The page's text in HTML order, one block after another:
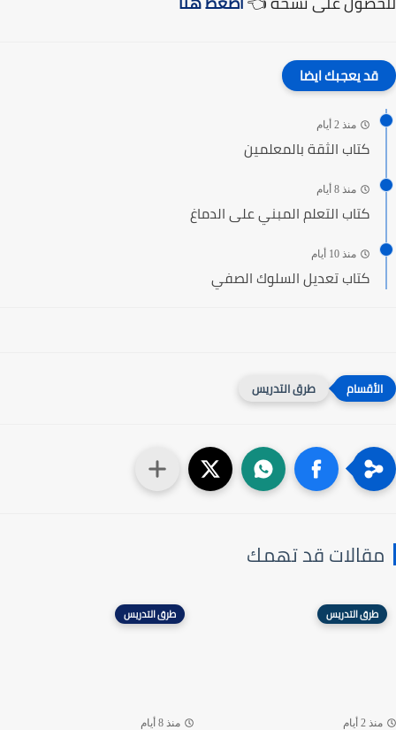
قد يعجبك ايضا
منذ 2 أيام
كتاب الثقة بالمعلمين
منذ 8 أيام
كتاب التعلم المبني على الدماغ
منذ 10 أيام
كتاب تعديل السلوك الصفي
طرق التدريس
مقالات قد تهمك
طرق التدريس
منذ 2 أيام
طرق التدريس
منذ 8 أيام